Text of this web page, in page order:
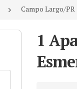
Campo Largo/PR
1